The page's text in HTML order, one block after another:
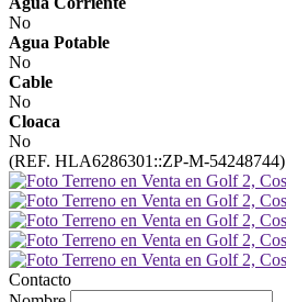
No
Agua Potable
No
Cable
No
Cloaca
No
(REF. HLA6286301::ZP-M-54248744)
Contacto